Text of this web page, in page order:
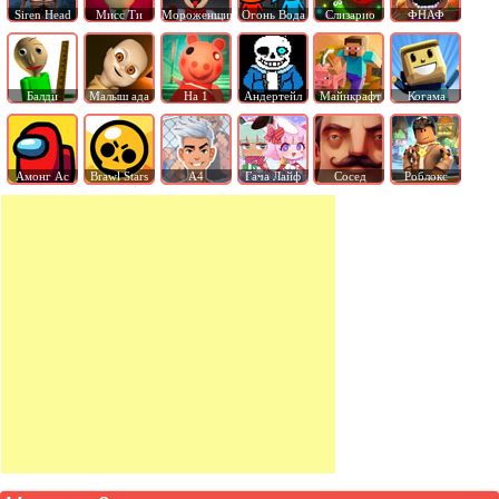
Siren Head Мисс Ти Мороженщик Огонь Вода Слизарио ФНАФ
Балди Малыш ада На 1 Андертейл Майнкрафт Когама
Амонг Ас Brawl Stars А4 Гача Лайф Сосед Роблокс